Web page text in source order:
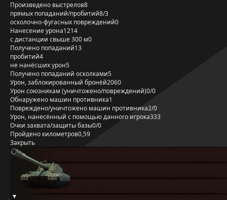
Произведено выстрелов8
прямых попаданий/пробитий8/3
осколочно-фугасных повреждений0
Нанесение урона1214
с дистанции свыше 300 м0
Получено попаданий13
пробитий4
не нанёсших урон5
Получено попаданий осколками5
Урон, заблокированный бронёй2060
Урон союзникам (уничтожено/повреждений)0/0
Обнаружено машин противника1
Повреждено/уничтожено машин противника2/0
Урон, нанесённый с помощью данного игрока333
Очки захвата/защиты базы0/0
Пройдено километров0,59
Закрыть